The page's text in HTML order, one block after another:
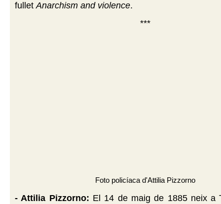
fullet Anarchism and violence.
***
Foto policíaca d'Attilia Pizzorno
- Attilia Pizzorno: El 14 de maig de 1885 neix a